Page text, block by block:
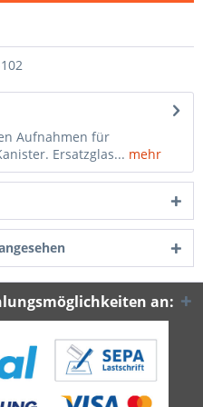
Aufnahmen für
Ersatzglas... mehr
an: